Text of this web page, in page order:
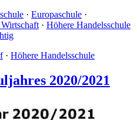
· Europaschule ·
· Höhere Handelsschule
· Höhere Handelsschule
2020/2021